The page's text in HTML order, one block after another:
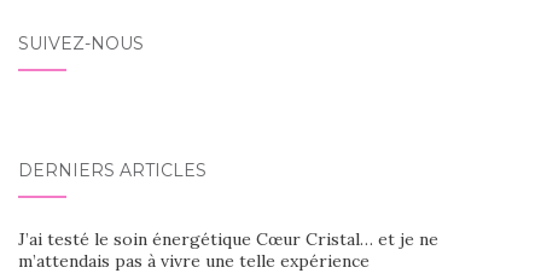
SUIVEZ-NOUS
DERNIERS ARTICLES
J’ai testé le soin énergétique Cœur Cristal… et je ne
m’attendais pas à vivre une telle expérience